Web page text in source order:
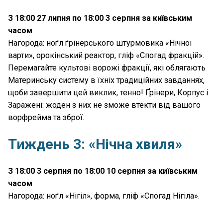
З 18:00 27 липня по 18:00 3 серпня за київським
часом
Нагорода: ноґл ґрінерського штурмовика «Нічної
варти», орокінський реактор, гліф «Спогад фракцій».
Перемагайте культові ворожі фракції, які облягають
Материнську систему в їхніх традиційних завданнях,
щоби завершити цей виклик, тенно! Ґрінери, Корпус і
Заражені: жоден з них не зможе втекти від вашого
ворфрейма та зброї.
Тиждень 3: «Нічна хвиля»
З 18:00 3 серпня по 18:00 10 серпня за київським
часом
Нагорода: ноґл «Нігіл», форма, гліф «Спогад Нігіла».